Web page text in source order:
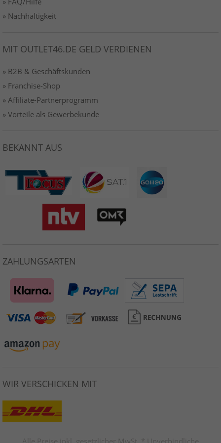
» Nachhaltigkeit
MIT OUTLET46.DE GELD VERDIENEN
» B2B & Geschäftskunden
» Franchise-Shop
» Affiliate-Partnerprogramm
» Vorteile als Gewerbekunde
BEKANNT AUS
ZAHLUNGSARTEN
WIR VERSCHICKEN MIT
Alle Preise inkl. gesetzlicher MwSt. * Unverbindliche